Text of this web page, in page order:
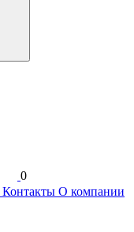
0
Контакты О компании